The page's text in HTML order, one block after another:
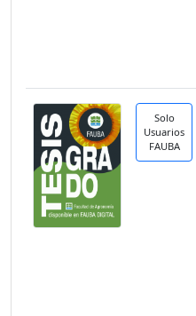
Solo
Usuarios
FAUBA